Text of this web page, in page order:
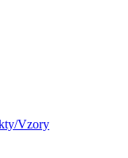
Vzory